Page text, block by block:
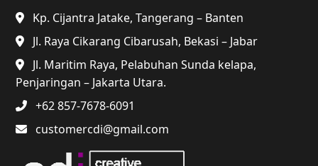
Kp. Cijantra Jatake, Tangerang – Banten
Jl. Raya Cikarang Cibarusah, Bekasi – Jabar
Jl. Maritim Raya, Pelabuhan Sunda kelapa,
Penjaringan – Jakarta Utara.
+62 857-7678-6091
customercdi@gmail.com